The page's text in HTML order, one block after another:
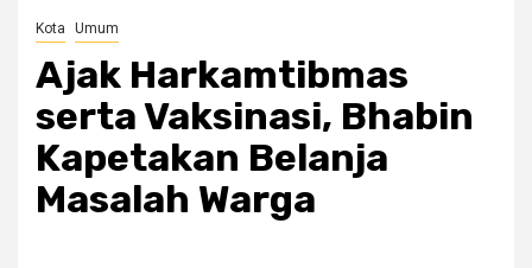
Kota Umum
Ajak Harkamtibmas
serta Vaksinasi, Bhabin
Kapetakan Belanja
Masalah Warga